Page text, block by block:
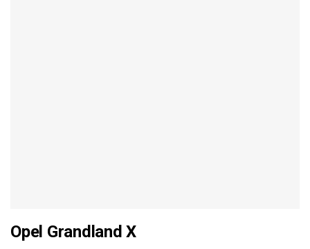
Opel Grandland X